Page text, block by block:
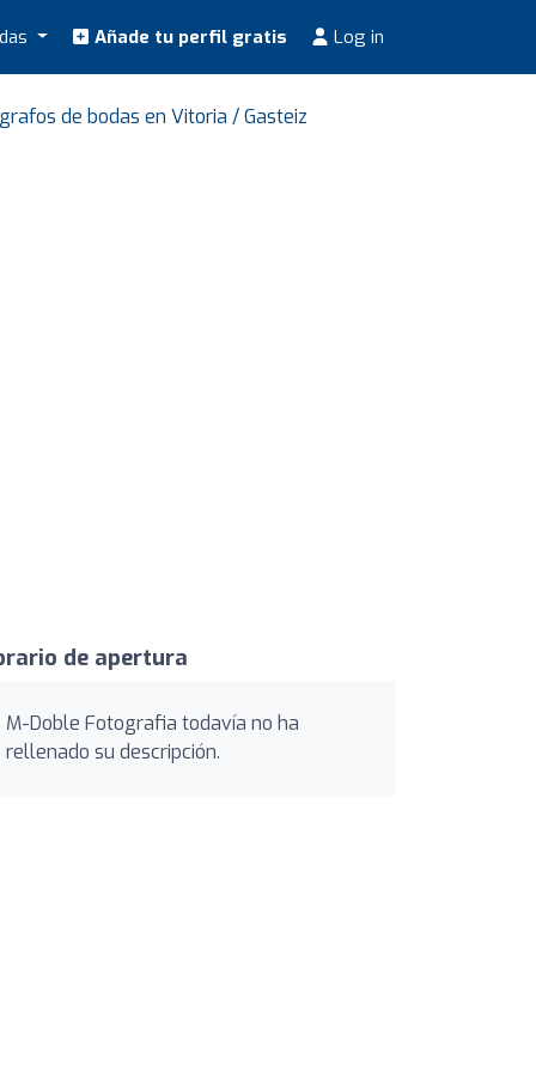
Añade tu perfil gratis Log in
de bodas en Vitoria / Gasteiz
de apertura
M-Doble Fotografia todavía no ha
rellenado su descripción.